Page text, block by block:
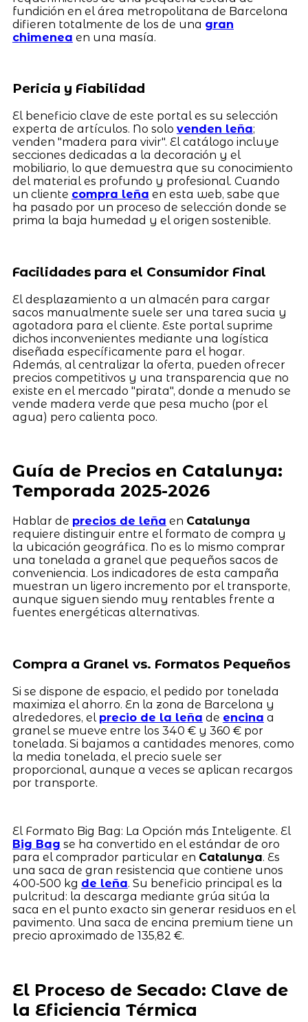
fundición en el área metropolitana de Barcelona
difieren totalmente de los de una gran
chimenea en una masía.
Pericia y Fiabilidad
El beneficio clave de este portal es su selección
experta de artículos. No solo venden leña;
venden "madera para vivir". El catálogo incluye
secciones dedicadas a la decoración y el
mobiliario, lo que demuestra que su conocimiento
del material es profundo y profesional. Cuando
un cliente compra leña en esta web, sabe que
ha pasado por un proceso de selección donde se
prima la baja humedad y el origen sostenible.
Facilidades para el Consumidor Final
El desplazamiento a un almacén para cargar
sacos manualmente suele ser una tarea sucia y
agotadora para el cliente. Este portal suprime
dichos inconvenientes mediante una logística
diseñada específicamente para el hogar.
Además, al centralizar la oferta, pueden ofrecer
precios competitivos y una transparencia que no
existe en el mercado "pirata", donde a menudo se
vende madera verde que pesa mucho (por el
agua) pero calienta poco.
Guía de Precios en Catalunya:
Temporada 2025-2026
Hablar de precios de leña en Catalunya
requiere distinguir entre el formato de compra y
la ubicación geográfica. No es lo mismo comprar
una tonelada a granel que pequeños sacos de
conveniencia. Los indicadores de esta campaña
muestran un ligero incremento por el transporte,
aunque siguen siendo muy rentables frente a
fuentes energéticas alternativas.
Compra a Granel vs. Formatos Pequeños
Si se dispone de espacio, el pedido por tonelada
maximiza el ahorro. En la zona de Barcelona y
alrededores, el precio de la leña de encina a
granel se mueve entre los 340 € y 360 € por
tonelada. Si bajamos a cantidades menores, como
la media tonelada, el precio suele ser
proporcional, aunque a veces se aplican recargos
por transporte.
El Formato Big Bag: La Opción más Inteligente. El
Big Bag se ha convertido en el estándar de oro
para el comprador particular en Catalunya. Es
una saca de gran resistencia que contiene unos
400-500 kg de leña. Su beneficio principal es la
pulcritud: la descarga mediante grúa sitúa la
saca en el punto exacto sin generar residuos en el
pavimento. Una saca de encina premium tiene un
precio aproximado de 135,82 €.
El Proceso de Secado: Clave de
la Eficiencia Térmica